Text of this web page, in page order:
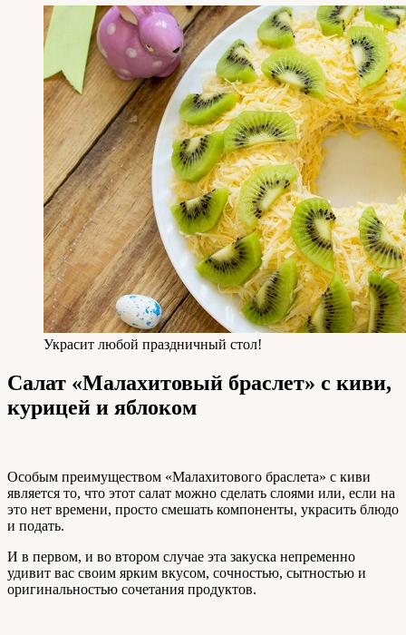
Украсит любой праздничный стол!
Салат «Малахитовый браслет» с киви,
курицей и яблоком
Особым преимуществом «Малахитового браслета» с киви
является то, что этот салат можно сделать слоями или, если на
это нет времени, просто смешать компоненты, украсить блюдо
и подать.
И в первом, и во втором случае эта закуска непременно
удивит вас своим ярким вкусом, сочностью, сытностью и
оригинальностью сочетания продуктов.